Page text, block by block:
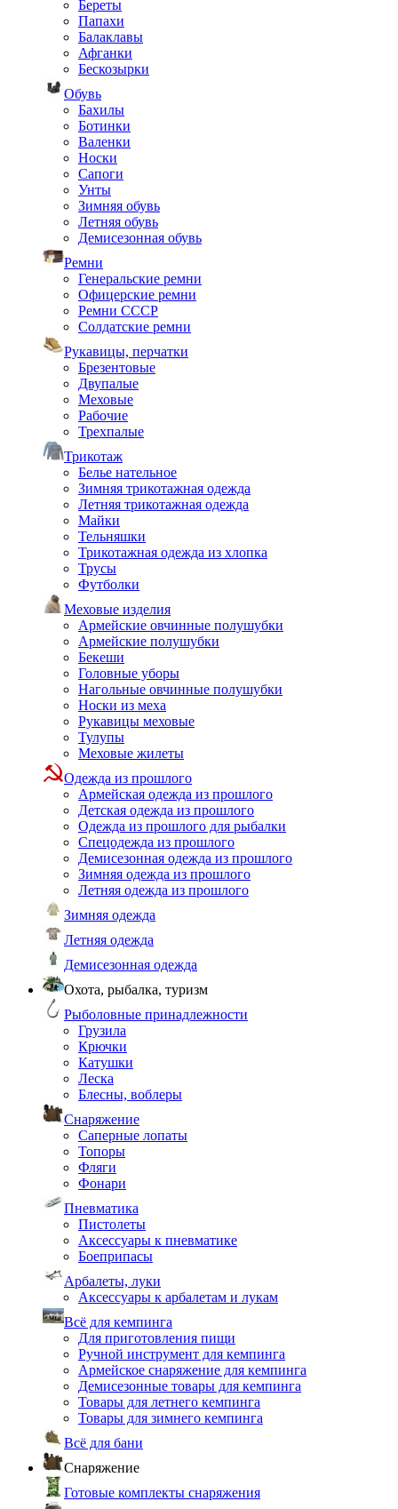
Береты
Папахи
Балаклавы
Афганки
Бескозырки
Обувь
Бахилы
Ботинки
Валенки
Носки
Сапоги
Унты
Зимняя обувь
Летняя обувь
Демисезонная обувь
Ремни
Генеральские ремни
Офицерские ремни
Ремни СССР
Солдатские ремни
Рукавицы, перчатки
Брезентовые
Двупалые
Меховые
Рабочие
Трехпалые
Трикотаж
Белье нательное
Зимняя трикотажная одежда
Летняя трикотажная одежда
Майки
Тельняшки
Трикотажная одежда из хлопка
Трусы
Футболки
Меховые изделия
Армейские овчинные полушубки
Армейские полушубки
Бекеши
Головные уборы
Нагольные овчинные полушубки
Носки из меха
Рукавицы меховые
Тулупы
Меховые жилеты
Одежда из прошлого
Армейская одежда из прошлого
Детская одежда из прошлого
Одежда из прошлого для рыбалки
Спецодежда из прошлого
Демисезонная одежда из прошлого
Зимняя одежда из прошлого
Летняя одежда из прошлого
Зимняя одежда
Летняя одежда
Демисезонная одежда
Охота, рыбалка, туризм
Рыболовные принадлежности
Грузила
Крючки
Катушки
Леска
Блесны, воблеры
Снаряжение
Саперные лопаты
Топоры
Фляги
Фонари
Пневматика
Пистолеты
Аксессуары к пневматике
Боеприпасы
Арбалеты, луки
Аксессуары к арбалетам и лукам
Всё для кемпинга
Для приготовления пищи
Ручной инструмент для кемпинга
Армейское снаряжение для кемпинга
Демисезонные товары для кемпинга
Товары для летнего кемпинга
Товары для зимнего кемпинга
Всё для бани
Снаряжение
Готовые комплекты снаряжения